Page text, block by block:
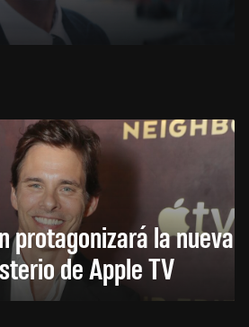
protagonizará la nueva
de Apple TV